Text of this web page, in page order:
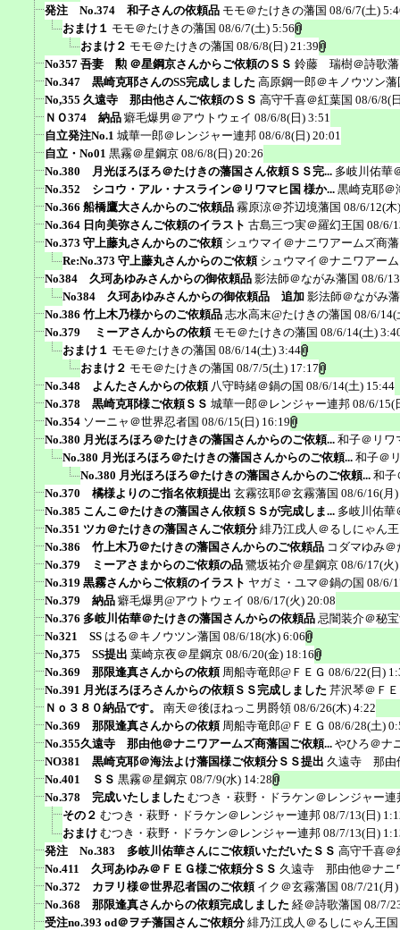
発注 No.374 和子さんの依頼品 モモ＠たけきの藩国 08/6/7(土)
おまけ１ モモ＠たけきの藩国 08/6/7(土) 5:56
おまけ２ モモ＠たけきの藩国 08/6/8(日) 21:39
No357 吾妻 勲 ＠星鋼京さんからご依頼のＳＳ 鈴藤 瑞樹＠詩歌
No.347 黒崎克耶さんのSS完成しました 高原鋼一郎＠キノウツン藩
No,355 久遠寺 那由他さんご依頼のＳＳ 高守千喜＠紅葉国 08/6/8(
ＮＯ374 納品 癖毛爆男＠アウトウェイ 08/6/8(日) 3:51
自立発注No.1 城華一郎＠レンジャー連邦 08/6/8(日) 20:01
自立・No01 黒霧＠星鋼京 08/6/8(日) 20:26
No.380 月光ほろほろ＠たけきの藩国さん依頼ＳＳ完... 多岐川佑華
No.352 シコウ・アル・ナスライン＠リワマヒ国 様か... 黒崎克耶＠
No.366 船橋鷹大さんからのご依頼品 霧原涼＠芥辺境藩国 08/6/12(木
No.364 日向美弥さんご依頼のイラスト 古島三つ実＠羅幻王国 08/6/
No.373 守上藤丸さんからのご依頼 シュウマイ＠ナニワアームズ商
Re:No.373 守上藤丸さんからのご依頼 シュウマイ＠ナニワアー
No384 久珂あゆみさんからの御依頼品 影法師＠ながみ藩国 08/6/
No384 久珂あゆみさんからの御依頼品 追加 影法師＠ながみ
No.386 竹上木乃様からのご依頼品 志水高末@たけきの藩国 08/6/14(
No.379 ミーアさんからの依頼 モモ＠たけきの藩国 08/6/14(土)
おまけ１ モモ＠たけきの藩国 08/6/14(土) 3:44
おまけ２ モモ＠たけきの藩国 08/7/5(土) 17:17
No.348 よんたさんからの依頼 八守時緒＠鍋の国 08/6/14(土) 15:44
No.378 黒崎克耶様ご依頼ＳＳ 城華一郎＠レンジャー連邦 08/6/15(
No.354 ソーニャ＠世界忍者国 08/6/15(日) 16:19
No.380 月光ほろほろ＠たけきの藩国さんからのご依頼... 和子＠リワ
No.380 月光ほろほろ＠たけきの藩国さんからのご依頼... 和子＠
No.380 月光ほろほろ＠たけきの藩国さんからのご依頼... 和子
No.370 橘様よりのご指名依頼提出 玄霧弦耶＠玄霧藩国 08/6/16(月
No.385 こんこ＠たけきの藩国さん依頼ＳＳが完成しま... 多岐川佑華
No.351 ツカ＠たけきの藩国さんご依頼分 緋乃江戌人＠るしにゃん
No.386 竹上木乃＠たけきの藩国さんからのご依頼品 コダマゆみ
No.379 ミーアさまからのご依頼の品 鷺坂祐介＠星鋼京 08/6/17(火
No.319 黒霧さんからご依頼のイラスト ヤガミ・ユマ＠鍋の国 08/6/
No.379 納品 癖毛爆男@アウトウェイ 08/6/17(火) 20:08
No.376 多岐川佑華＠たけきの藩国さんからの依頼品 忌闇装介＠秘
No321 SS はる＠キノウツン藩国 08/6/18(水) 6:06
No,375 SS提出 葉崎京夜＠星鋼京 08/6/20(金) 18:16
No.369 那限逢真さんからの依頼 周船寺竜郎@ＦＥＧ 08/6/22(日)
No.391 月光ほろほろさんからの依頼ＳＳ完成しました 芹沢琴＠Ｆ
Ｎｏ３８０納品です。
南天＠後ほねっこ男爵領 08/6/26(木) 4:22
No.369 那限逢真さんからの依頼 周船寺竜郎@ＦＥＧ 08/6/28(土)
No.355久遠寺 那由他＠ナニワアームズ商藩国ご依頼... やひろ＠ナ
NO381 黒崎克耶＠海法よけ藩国様ご依頼分ＳＳ提出 久遠寺 那由
No.401 ＳＳ 黒霧＠星鋼京 08/7/9(水) 14:28
No.378 完成いたしました むつき・萩野・ドラケン＠レンジャー連
その２ むつき・萩野・ドラケン＠レンジャー連邦 08/7/13(日)
おまけ むつき・萩野・ドラケン＠レンジャー連邦 08/7/13(日)
発注 No.383 多岐川佑華さんにご依頼いただいたＳＳ 高守千喜＠
No.411 久珂あゆみ＠ＦＥＧ様ご依頼分ＳＳ 久遠寺 那由他＠ナニ
No.372 カヲリ様＠世界忍者国のご依頼 イク＠玄霧藩国 08/7/21(月
No.368 那限逢真さんからの依頼完成しました 経＠詩歌藩国 08/7/
受注no.393 od＠ヲチ藩国さんご依頼分 緋乃江戌人＠るしにゃん王国